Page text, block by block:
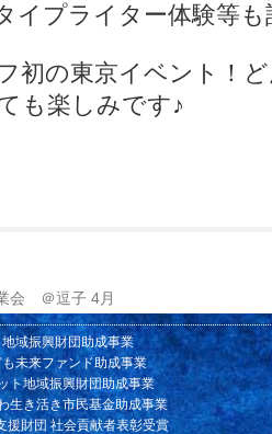
イプライター体験等
初の東京イベント！
も楽しみです♪
会 ＠逗子 4月
域振興財団助成事業
未来ファンド助成事業
地域振興財団助成事業
き活き市民基金助成事業
財団 社会貢献者表彰受賞